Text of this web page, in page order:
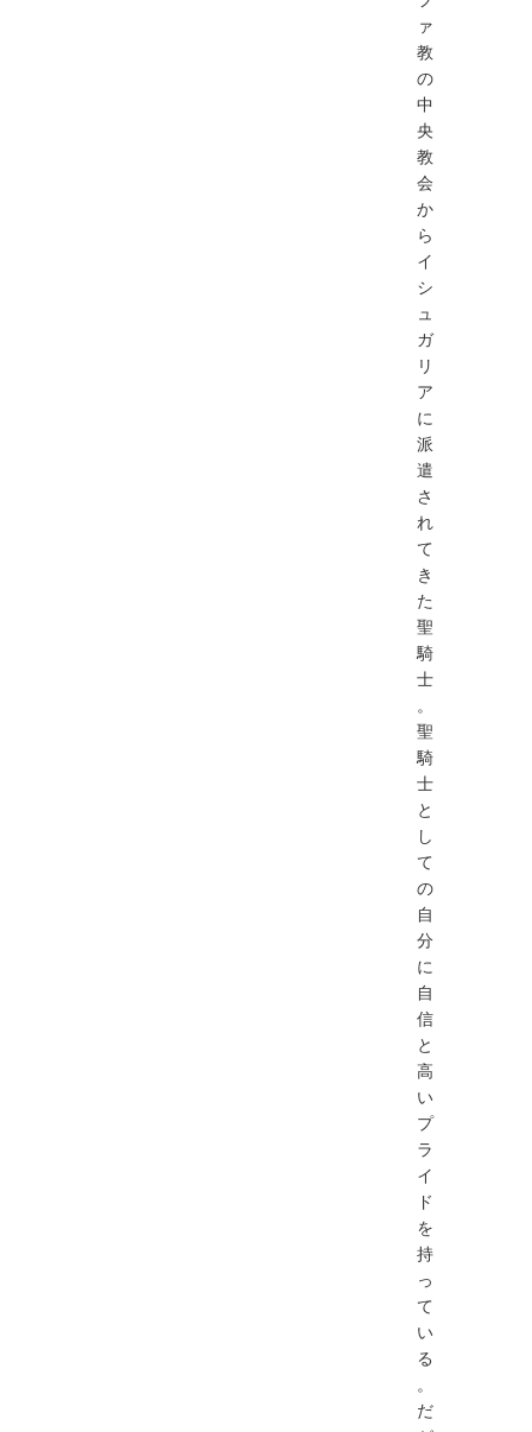
ァ
教
の
中
央
教
会
か
ら
イ
シ
ュ
ガ
リ
ア
に
派
遣
さ
れ
て
き
た
聖
騎
士
。
聖
騎
士
と
し
て
の
自
分
に
自
信
と
高
い
プ
ラ
イ
ド
を
持
っ
て
い
る
。
だ